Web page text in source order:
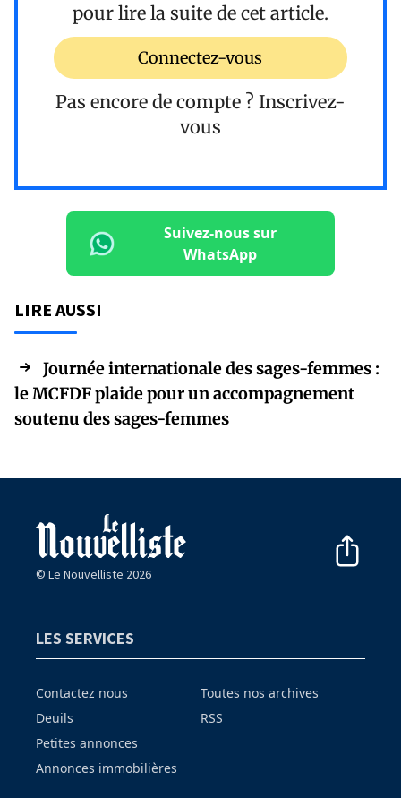
pour lire la suite de cet article.
Connectez-vous
Pas encore de compte ? Inscrivez-
vous
Suivez-nous sur
WhatsApp
LIRE AUSSI
Journée internationale des sages-femmes :
le MCFDF plaide pour un accompagnement
soutenu des sages-femmes
© Le Nouvelliste 2026
LES SERVICES
Contactez nous
Deuils
Petites annonces
Annonces immobilières
Toutes nos archives
RSS